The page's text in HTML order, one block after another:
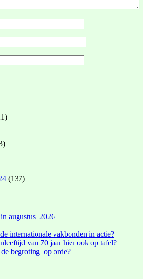
(137)
augustus 2026
internationale vakbonden in actie?
van 70 jaar hier ook op tafel?
begroting op orde?